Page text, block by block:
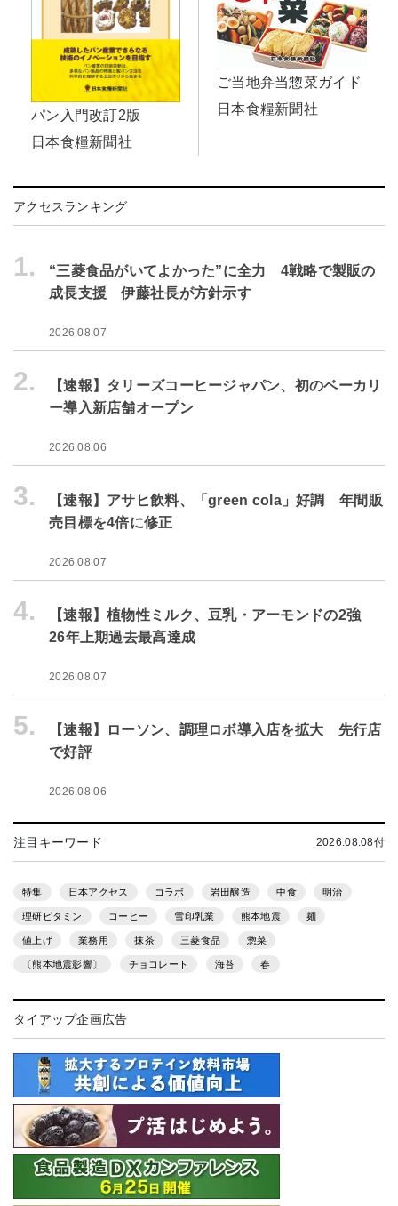
パン入門改訂2版
日本食糧新聞社
ご当地弁当惣菜ガイド
日本食糧新聞社
アクセスランキング
1.
“三菱食品がいてよかった”に全力 4戦略で製販の
成長支援 伊藤社長が方針示す
2026.08.07
2.
【速報】タリーズコーヒージャパン、初のベーカリ
ー導入新店舗オープン
2026.08.06
3.
【速報】アサヒ飲料、「green cola」好調 年間販
売目標を4倍に修正
2026.08.07
4.
【速報】植物性ミルク、豆乳・アーモンドの2強
26年上期過去最高達成
2026.08.07
5.
【速報】ローソン、調理ロボ導入店を拡大 先行店
で好評
2026.08.06
注目キーワード 2026.08.08付
特集 日本アクセス コラボ 岩田醸造 中食 明治
理研ビタミン コーヒー 雪印乳業 熊本地震 麺
値上げ 業務用 抹茶 三菱食品 惣菜
〔熊本地震影響〕 チョコレート 海苔 春
タイアップ企画広告